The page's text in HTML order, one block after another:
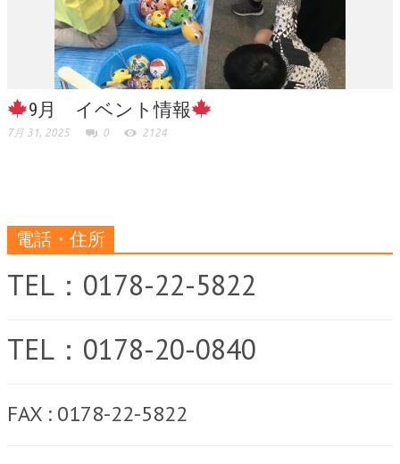
9月 イベント情報
7月 31, 2025 0 2124
電話・住所
TEL：0178-22-5822
TEL：0178-20-0840
FAX : 0178-22-5822